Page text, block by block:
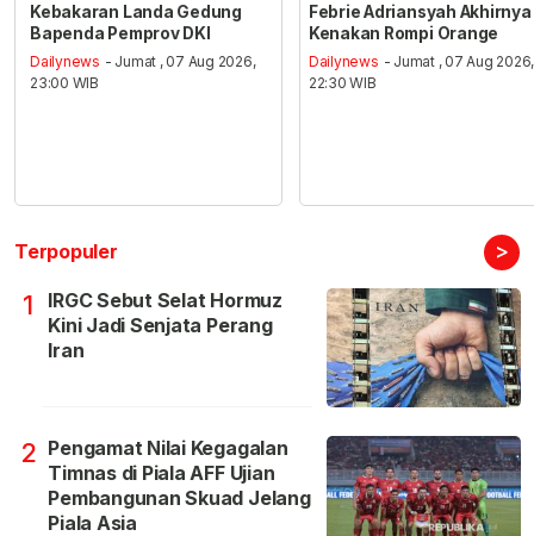
Kebakaran Landa Gedung
Bapenda Pemprov DKI
Dailynews - Jumat , 07 Aug 2026,
23:00 WIB
Febrie Adriansyah Akhirnya
Kenakan Rompi Orange
Dailynews - Jumat , 07 Aug 2026,
22:30 WIB
Terpopuler >
1
IRGC Sebut Selat Hormuz
Kini Jadi Senjata Perang
Iran
2 Pengamat Nilai Kegagalan
Timnas di Piala AFF Ujian
Pembangunan Skuad Jelang
Piala Asia